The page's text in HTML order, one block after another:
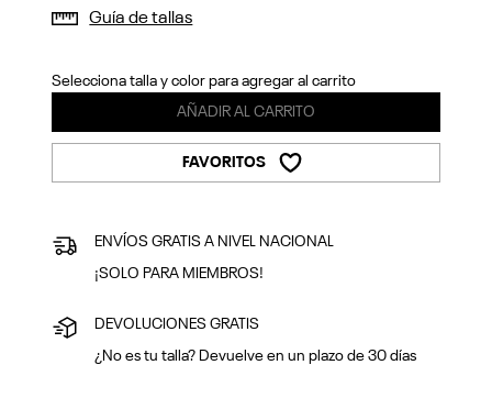
Guía de tallas
Selecciona talla y color para agregar al carrito
AÑADIR AL CARRITO
FAVORITOS
ENVÍOS GRATIS A NIVEL NACIONAL
¡SOLO PARA MIEMBROS!
DEVOLUCIONES GRATIS
¿No es tu talla? Devuelve en un plazo de 30 días